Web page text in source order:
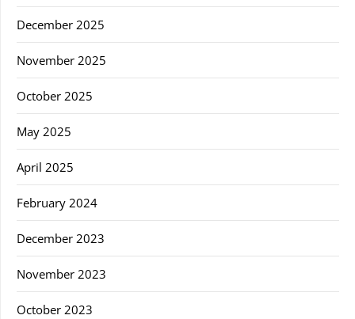
December 2025
November 2025
October 2025
May 2025
April 2025
February 2024
December 2023
November 2023
October 2023